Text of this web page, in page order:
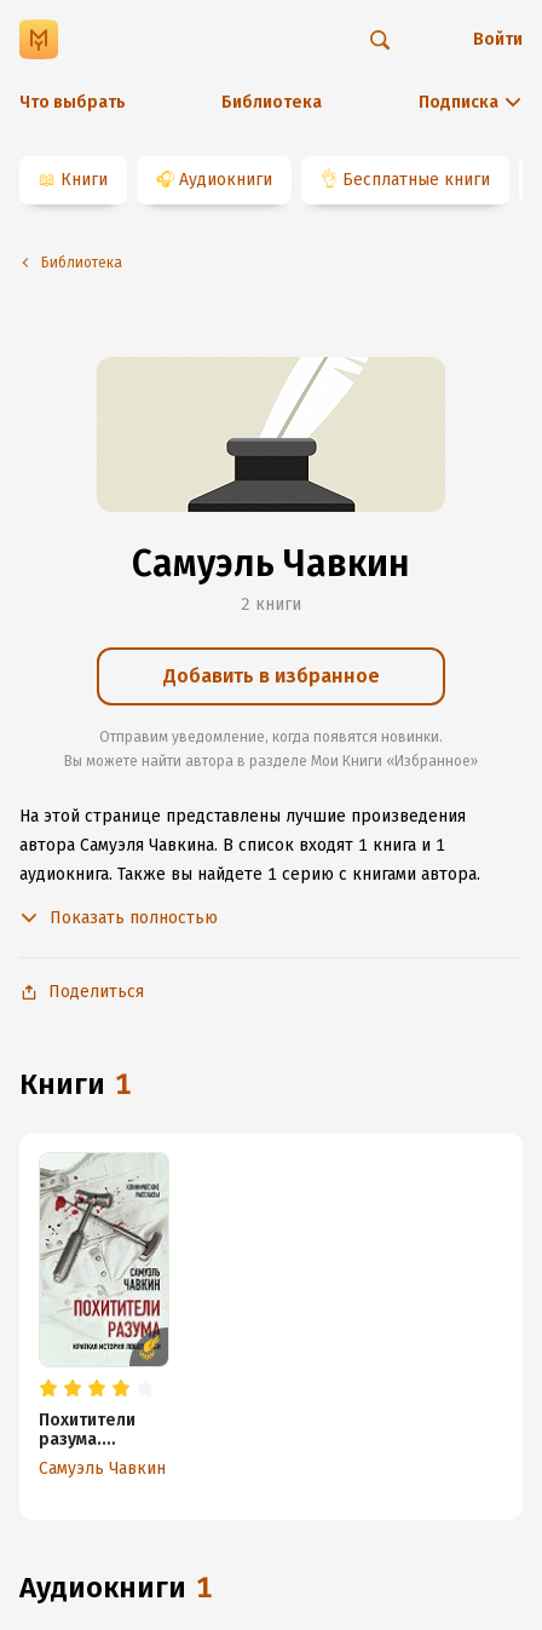
Что выбрать Библиотека Подписка
Войти
📖 Книги 🎧 Аудиокниги 👌 Бесплатные книги
Библиотека
Самуэль Чавкин
2 книги
Добавить в избранное
Отправим уведомление, когда появятся новинки.
Вы можете найти автора в разделе Мои Книги «Избранное»
На этой странице представлены лучшие произведения
автора Самуэля Чавкина. В список входят 1 книга и 1
аудиокнига. Также вы найдете 1 серию с книгами автора.
произведениями даже без подключения к интернету.
Показать полностью
Поделиться
книги 1
Похитители
разума.
Краткая
история
Самуэль Чавкин
аудиокниги 1